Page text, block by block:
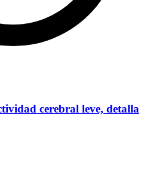
cerebral leve, detalla